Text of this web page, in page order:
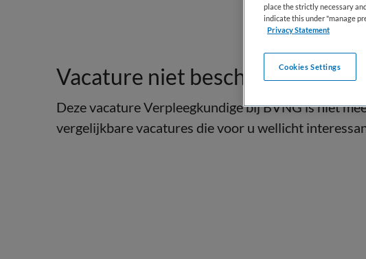
Vacature niet beschikbaar
Deze vacature Verpleegkundige bij BVNG is niet
vergelijkbare vacatures die voor u wellicht
place the strictly necessary
indicate this under "manage
Privacy Statement
Cookies Settings